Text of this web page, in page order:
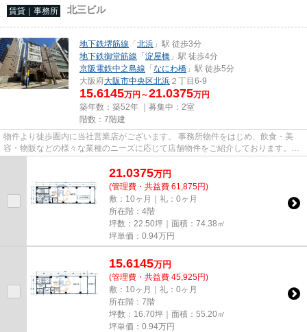
賃貸｜事務所 北三ビル
地下鉄堺筋線 「北浜 」駅 徒歩3分
地下鉄御堂筋線 「淀屋橋 」駅 徒歩4分
京阪電鉄中之島線 「なにわ橋 」駅 徒歩5分
大阪府大阪市中央区北浜 ２丁目6-9
15.6145万円～21.0375万円
築年数：築52年 ｜募集中： 2室
階数：7階建
物件より徒歩圏内に当社営業店がございます。 事務所物件をはじめ、飲食・美
容・物販などの様々な業種のニーズに応じて店舗物件をご紹介しております。
尚、弊社ではおとり広告は一切...
21.0375万円
(管理費・共益費 61,875円)
敷：10ヶ月｜礼：0ヶ月
所在階：4階
坪数：22.50坪｜面積：74.38㎡
坪単価： 0.94万円
15.6145万円
(管理費・共益費 45,925円)
敷：10ヶ月｜礼：0ヶ月
所在階：7階
坪数：16.70坪｜面積：55.20㎡
坪単価： 0.94万円